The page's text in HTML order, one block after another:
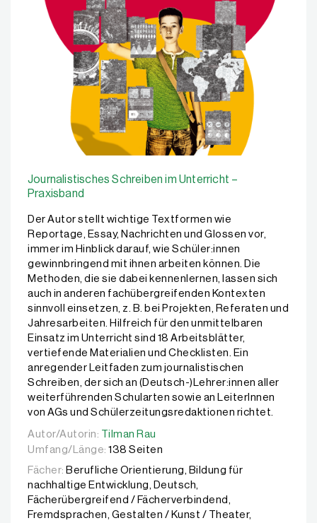
Journalistisches Schreiben im Unterricht –
Praxisband
Der Autor stellt wichtige Textformen wie
Reportage, Essay, Nachrichten und Glossen vor,
immer im Hinblick darauf, wie Schüler:innen
gewinnbringend mit ihnen arbeiten können. Die
Methoden, die sie dabei kennenlernen, lassen sich
auch in anderen fachübergreifenden Kontexten
sinnvoll einsetzen, z. B. bei Projekten, Referaten und
Jahresarbeiten. Hilfreich für den unmittelbaren
Einsatz im Unterricht sind 18 Arbeitsblätter,
vertiefende Materialien und Checklisten. Ein
anregender Leitfaden zum journalistischen
Schreiben, der sich an (Deutsch-)Lehrer:innen aller
weiterführenden Schularten sowie an LeiterInnen
von AGs und Schülerzeitungsredaktionen richtet.
Autor/Autorin: Tilman Rau
Autor/Autorin:
Tilman Rau
Umfang/Länge: 138 Seiten
Fächer: Berufliche Orientierung, Bildung für
nachhaltige Entwicklung, Deutsch,
Fächerübergreifend / Fächerverbindend,
Fremdsprachen, Gestalten / Kunst / Theater,